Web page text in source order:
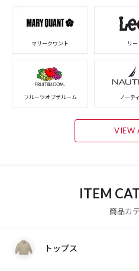
マリークワント リー
フルーツオブザルーム ノーテ
VIEW
ITEM
商品カ
トップス